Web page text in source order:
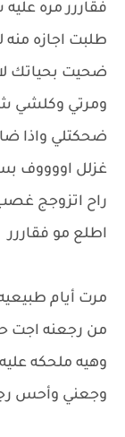
فقاررر مره
طلبت اجازه منه
ضحيت بحياتك
ومرتي وكلشي
ضحكتلي واذا
غزلل اووووف
راح اتزوجج
اطلع مو فقاررر
مرت أيام طبيعيه
من رجعنه اجت
وهيه ملحكه
وجعني وأحس